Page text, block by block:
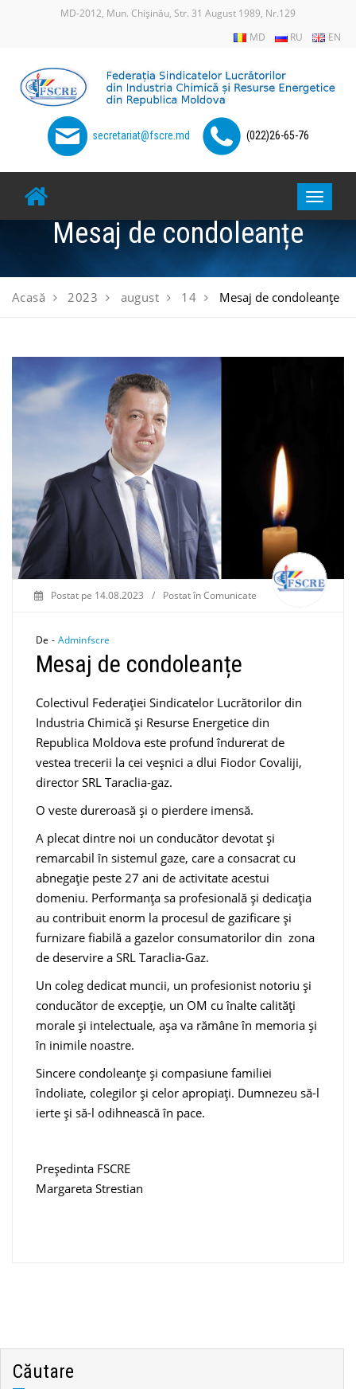
MD-2012, Mun. Chișinău, Str. 31 August 1989, Nr.129
MD
RU EN
secretariat@fscre.md (022)26-65-76
Toggle
Mesaj de condoleanțe
Acasă 2023 august 14 Mesaj de condoleanțe
Postat pe 14.08.2023 / Postat înComunicate
De - Adminfscre
Mesaj de condoleanțe
Colectivul Federației Sindicatelor Lucrătorilor din
Industria Chimică și Resurse Energetice din
Republica Moldova este profund îndurerat de
vestea trecerii la cei veșnici a dlui Fiodor Covaliji,
director SRL Taraclia-gaz.
O veste dureroasă și o pierdere imensă.
A plecat dintre noi un conducător devotat și
remarcabil în sistemul gaze, care a consacrat cu
abnegație peste 27 ani de activitate acestui
domeniu. Performanța sa profesională și dedicația
au contribuit enorm la procesul de gazificare și
furnizare fiabilă a gazelor consumatorilor din zona
de deservire a SRL Taraclia-Gaz.
Un coleg dedicat muncii, un profesionist notoriu și
conducător de excepție, un OM cu înalte calități
morale și intelectuale, așa va rămâne în memoria și
în inimile noastre.
Sincere condoleanțe și compasiune familiei
îndoliate, colegilor și celor apropiați. Dumnezeu să-l
ierte și să-l odihnească în pace.
Președinta FSCRE
Margareta Strestian
Căutare